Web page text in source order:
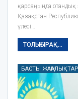
қарсаңында отандық
Қазақстан
үлесі…
ТОЛЫҒЫРАҚ...
БАСТЫ ЖАҢАЛЫҚТАР